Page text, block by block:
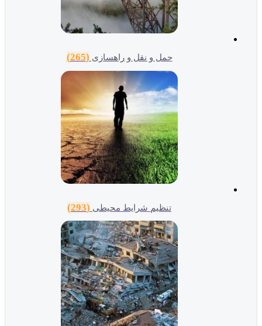
حمل و نقل و راهسازی (265)
تنظیم شرایط محیطی (293)